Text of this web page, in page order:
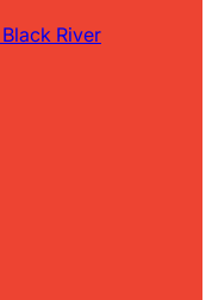
Black River